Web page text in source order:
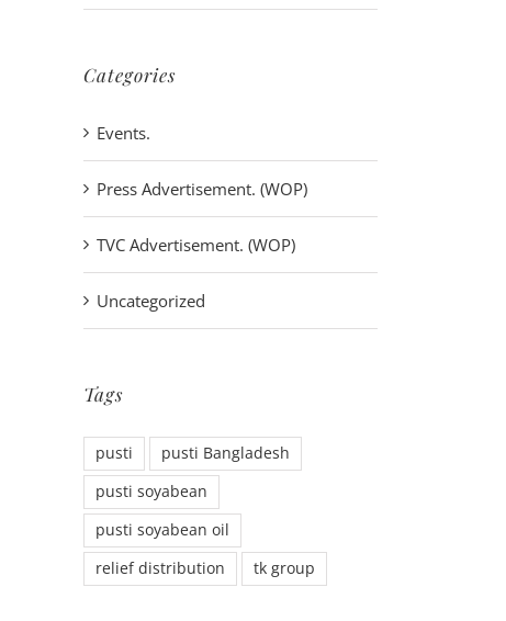
Categories
Events.
Press Advertisement. (WOP)
TVC Advertisement. (WOP)
Uncategorized
Tags
pusti
pusti Bangladesh
pusti soyabean
pusti soyabean oil
relief distribution
tk group